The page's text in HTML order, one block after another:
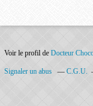
Voir le profil de Docteur
Signaler un abus C.G.U.